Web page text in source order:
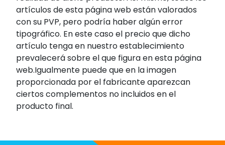
artículos de esta página web están valorados
con su PVP, pero podría haber algún error
tipográfico. En este caso el precio que dicho
artículo tenga en nuestro establecimiento
prevalecerá sobre el que figura en esta página
web.Igualmente puede que en la imagen
proporcionada por el fabricante aparezcan
ciertos complementos no incluidos en el
producto final.